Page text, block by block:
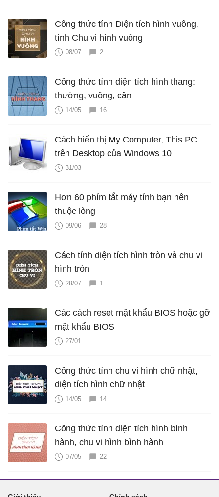
Công thức tính Diện tích hình vuông,
tính Chu vi hình vuông
08/07 2
Công thức tính diện tích hình thang:
thường, vuông, cân
14/05 16
Cách hiển thị My Computer, This PC
trên Desktop của Windows 10
31/03
Hơn 60 phím tắt máy tính bạn nên
thuộc lòng
09/06 28
Cách tính diện tích hình tròn và chu vi
hình tròn
29/07 1
Các cách reset mật khẩu BIOS hoặc gỡ
mật khẩu BIOS
27/01
Công thức tính chu vi hình chữ nhật,
diện tích hình chữ nhật
14/05 14
Công thức tính diện tích hình bình
hành, chu vi hình bình hành
07/05 22